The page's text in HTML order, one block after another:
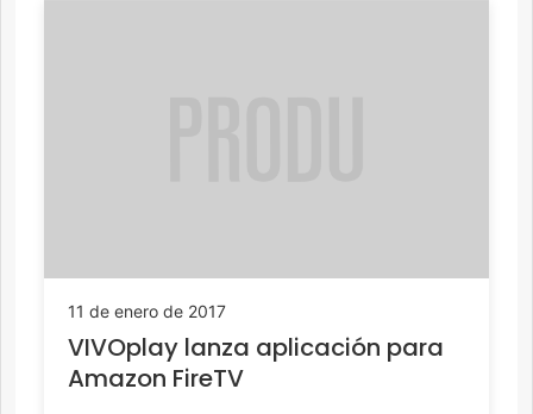
11 de enero de 2017
VIVOplay lanza aplicación para
Amazon FireTV